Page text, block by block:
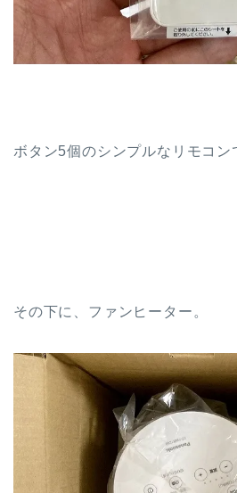
ボタン5個のシンプルなリモコン
その下に、ファンヒーター。